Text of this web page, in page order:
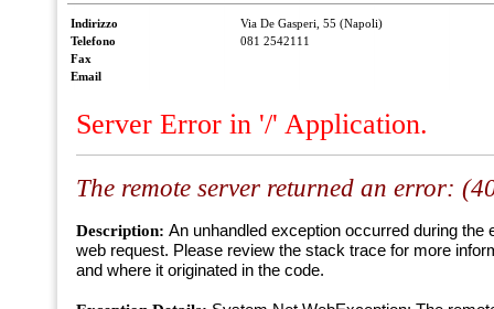
Indirizzo
Via De Gasperi, 55 (Napoli)
Telefono
081 2542111
Fax
Email